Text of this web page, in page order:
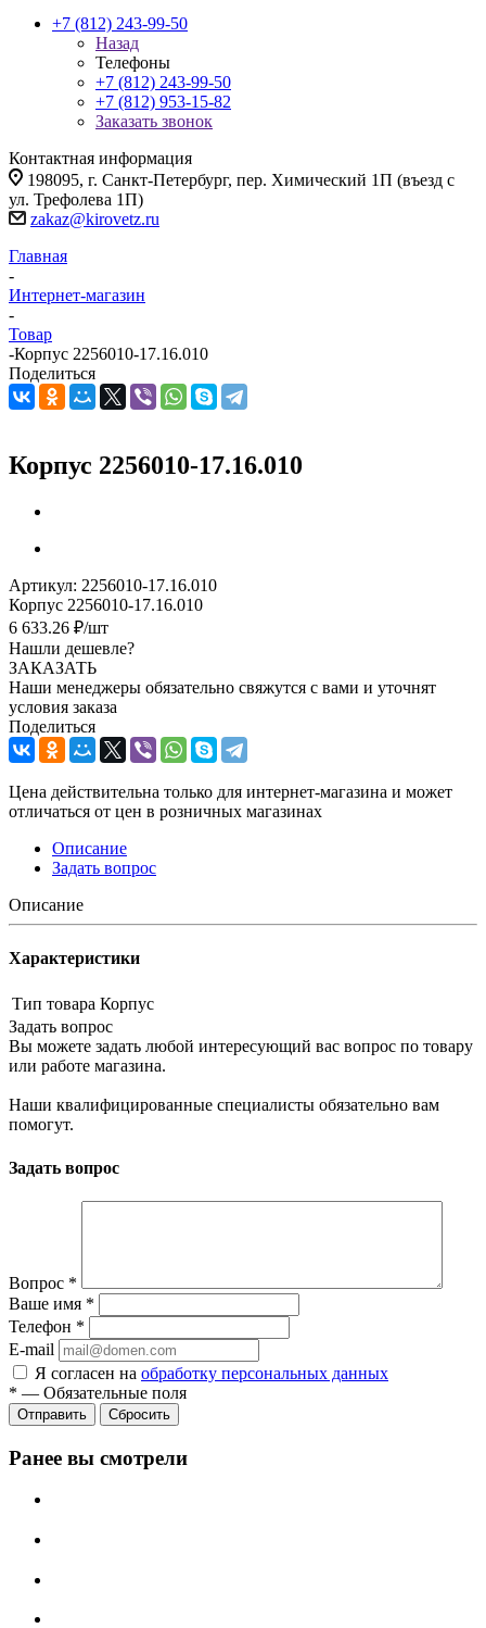
+7 (812) 243-99-50
Назад
Телефоны
+7 (812) 243-99-50
+7 (812) 953-15-82
Заказать звонок
Контактная информация
198095, г. Санкт-Петербург, пер. Химический 1П (въезд с
ул. Трефолева 1П)
zakaz@kirovetz.ru
Главная
-
Интернет-магазин
-
Товар
-Корпус 2256010-17.16.010
Поделиться
Корпус 2256010-17.16.010
Артикул: 2256010-17.16.010
Корпус 2256010-17.16.010
6 633.26 ₽/шт
Нашли дешевле?
ЗАКАЗАТЬ
Наши менеджеры обязательно свяжутся с вами и уточнят
условия заказа
Поделиться
Цена действительна только для интернет-магазина и может
отличаться от цен в розничных магазинах
Описание
Задать вопрос
Описание
Характеристики
Тип товара Корпус
Задать вопрос
Вы можете задать любой интересующий вас вопрос по товару
или работе магазина.
Наши квалифицированные специалисты обязательно вам
помогут.
Задать вопрос
Вопрос *
Ваше имя *
Телефон *
E-mail
Я согласен на обработку персональных данных
* — Обязательные поля
Сбросить
Ранее вы смотрели